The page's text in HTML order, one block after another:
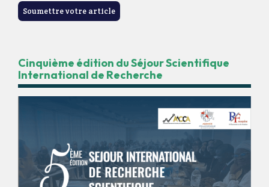
Soumettre votre article
Cinquième édition du Séjour Scientifique
International de Recherche